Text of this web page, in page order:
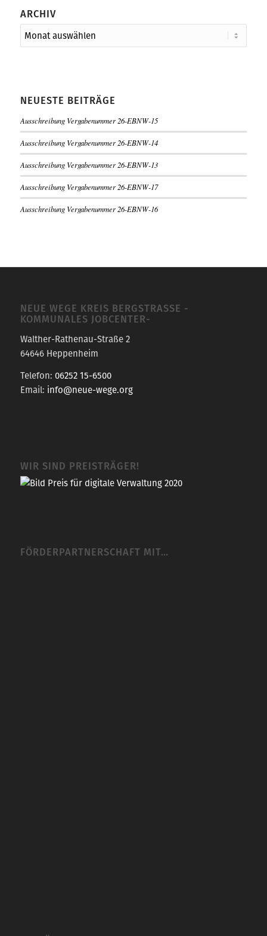
ARCHIV
NEUESTE BEITRÄGE
Ausschreibung Vergabenummer 26-EBNW-15
Ausschreibung Vergabenummer 26-EBNW-14
Ausschreibung Vergabenummer 26-EBNW-13
Ausschreibung Vergabenummer 26-EBNW-17
Ausschreibung Vergabenummer 26-EBNW-16
NEUE WEGE KREIS BERGSTRASSE -K
OMMUNALES JOBCENTER-
Walther-Rathenau-Straße 2
64646 Heppenheim
Telefon: 06252 15-6500
Email: info@neue-wege.org
WIR SIND PREISTRÄGER!
FÖRDERPARTNERSCHAFT MIT…